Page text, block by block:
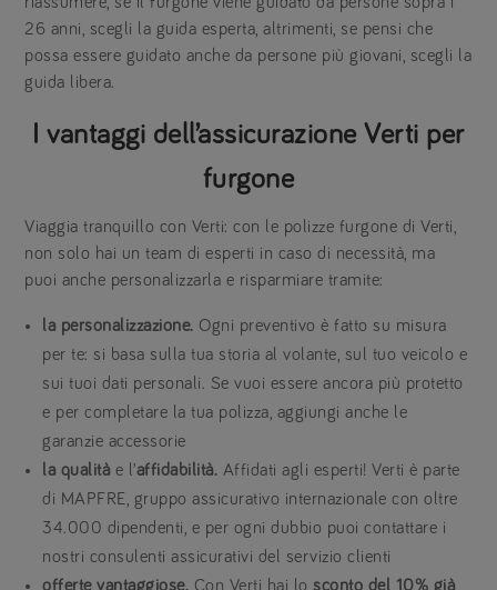
26 anni, scegli la guida esperta, altrimenti, se pensi che
possa essere guidato anche da persone più giovani, scegli la
guida libera.
I vantaggi dell’assicurazione Verti per
furgone
Viaggia tranquillo con Verti: con le polizze furgone di Verti,
non solo hai un team di esperti in caso di necessità, ma
puoi anche personalizzarla e risparmiare tramite:
la personalizzazione. Ogni preventivo è fatto su misura
per te: si basa sulla tua storia al volante, sul tuo veicolo e
sui tuoi dati personali. Se vuoi essere ancora più protetto
e per completare la tua polizza, aggiungi anche le
garanzie accessorie
la qualità e l’affidabilità. Affidati agli esperti! Verti è parte
di MAPFRE, gruppo assicurativo internazionale con oltre
34.000 dipendenti, e per ogni dubbio puoi contattare i
nostri consulenti assicurativi del servizio clienti
offerte vantaggiose. Con Verti hai losconto del 10% già